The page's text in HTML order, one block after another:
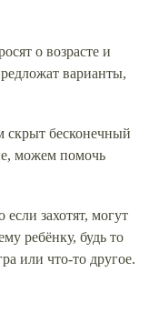
о возрасте и
варианты,
скрыт бесконечный
можем помочь
если захотят, могут
ребёнку, будь то
или что-то другое.